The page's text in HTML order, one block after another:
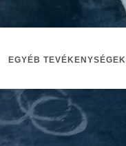
EGYÉB TEVÉKENYSÉGEK